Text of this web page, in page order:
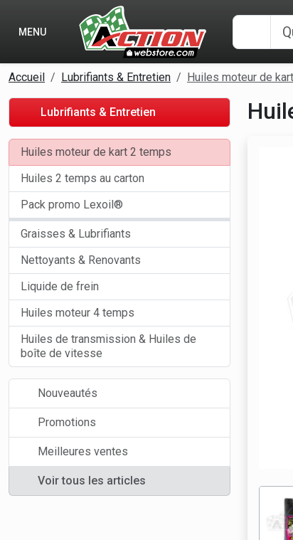
Panneau de gestion des cookies
MENU
Accueil Lubrifiants & Entretien Huiles moteur de
Lubrifiants & Entretien
Nouveautés
Promotions
Meilleures ventes
Voir tous les articles
Huiles moteur de kart 2 temps
Huiles 2 temps au carton
Pack promo Lexoil®
Graisses & Lubrifiants
Nettoyants & Renovants
Liquide de frein
Huiles moteur 4 temps
Huiles de transmission & Huiles de
boîte de vitesse